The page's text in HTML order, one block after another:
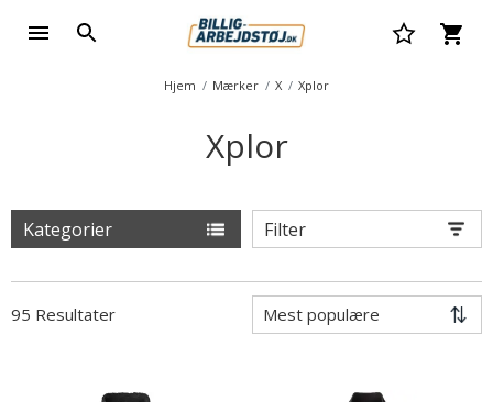
Hjem Mærker X Xplor
Xplor
Kategorier Filter
95 Resultater